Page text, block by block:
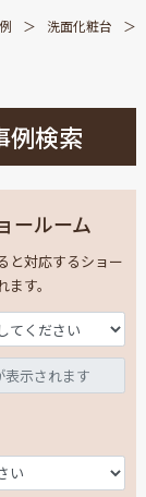
洗面化粧台
例検索
ールーム
と対応するショー
す。